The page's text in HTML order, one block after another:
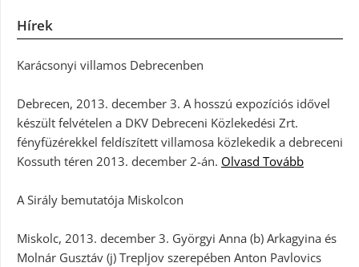
Hírek
Karácsonyi villamos Debrecenben
Debrecen, 2013. december 3. A hosszú expozíciós idővel
készült felvételen a DKV Debreceni Közlekedési Zrt.
fényfüzérekkel feldíszített villamosa közlekedik a debreceni
Kossuth téren 2013. december 2-án. Olvasd Tovább
A Sirály bemutatója Miskolcon
Miskolc, 2013. december 3. Györgyi Anna (b) Arkagyina és
Molnár Gusztáv (j) Trepljov szerepében Anton Pavlovics